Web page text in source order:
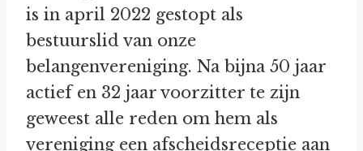
is in april 2022 gestopt als
bestuurslid van onze
belangenvereniging. Na bijna 50 jaar
actief en 32 jaar voorzitter te zijn
geweest alle reden om hem als
vereniging een afscheidsreceptie aan